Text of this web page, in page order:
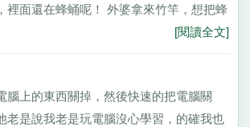
裡面還在蜂蛹呢！ 外婆拿來竹竿，想把蜂
[閱讀全文]
腦上的東西關掉，然後快速的把電腦關
老是說我老是玩電腦沒心學習，的確我也